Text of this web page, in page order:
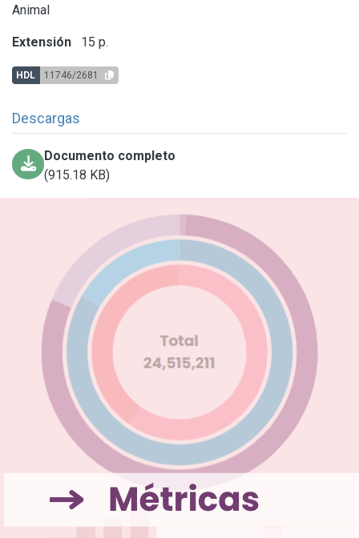
Animal
Extensión 15 p.
HDL 11746/2681
Descargas
Documento completo
(915.18 KB)